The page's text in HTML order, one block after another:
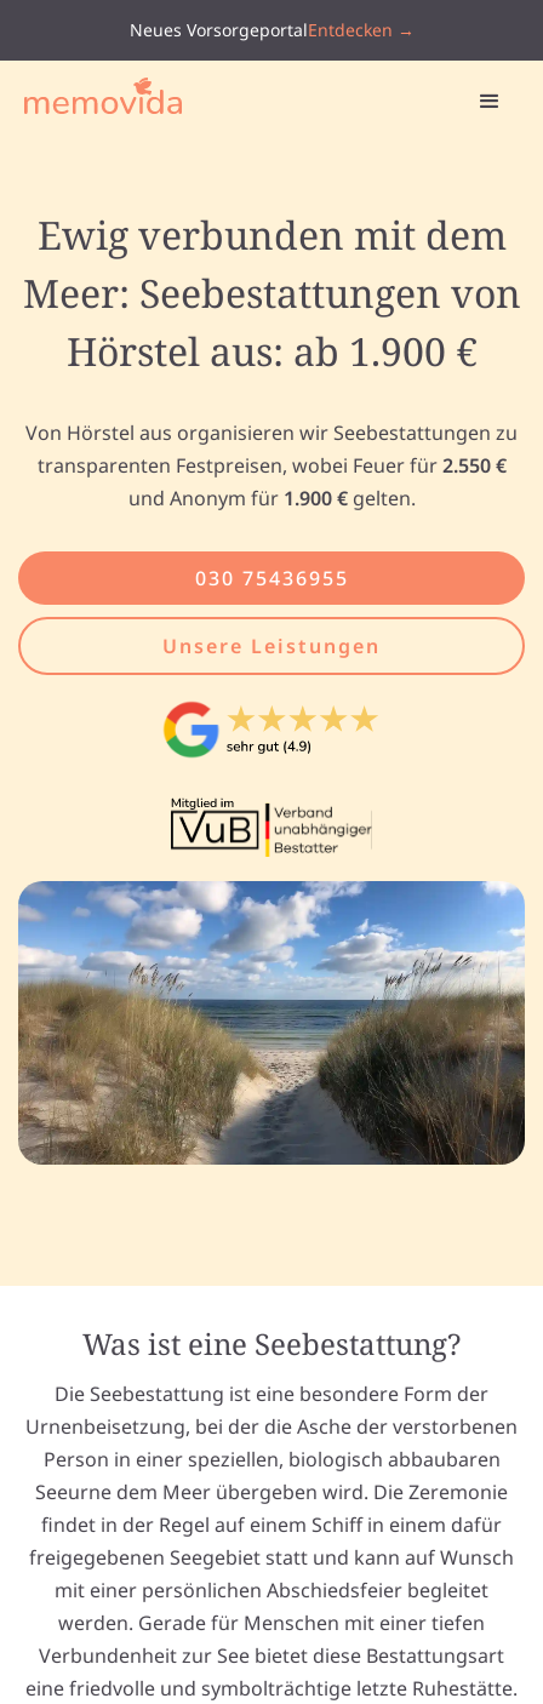
Neues VorsorgeportalEntdecken →
Ewig verbunden mit dem
Meer: Seebestattungen von
Hörstel aus: ab 1.900 €
Von Hörstel aus organisieren wir Seebestattungen zu
transparenten Festpreisen, wobei Feuer für2.550 €
und Anonym für 1.900 €gelten.
030 75436955
Unsere Leistungen
Was ist eine Seebestattung?
Die Seebestattung ist eine besondere Form der
Urnenbeisetzung, bei der die Asche der verstorbenen
Person in einer speziellen, biologisch abbaubaren
Seeurne dem Meer übergeben wird. Die Zeremonie
findet in der Regel auf einem Schiff in einem dafür
freigegebenen Seegebiet statt und kann auf Wunsch
mit einer persönlichen Abschiedsfeier begleitet
werden. Gerade für Menschen mit einer tiefen
Verbundenheit zur See bietet diese Bestattungsart
eine friedvolle und symbolträchtige letzte Ruhestätte.